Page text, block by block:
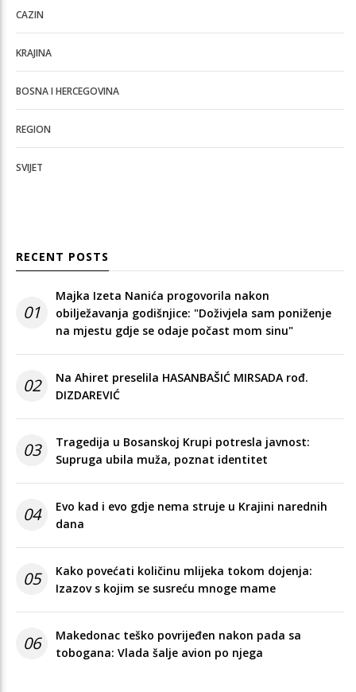
CAZIN
KRAJINA
BOSNA I HERCEGOVINA
REGION
SVIJET
RECENT POSTS
01
Majka Izeta Nanića progovorila nakon
obilježavanja godišnjice: "Doživjela sam poniženje
na mjestu gdje se odaje počast mom sinu"
02
Na Ahiret preselila HASANBAŠIĆ MIRSADA rođ.
DIZDAREVIĆ
03
Tragedija u Bosanskoj Krupi potresla javnost:
Supruga ubila muža, poznat identitet
04
Evo kad i evo gdje nema struje u Krajini narednih
dana
05
Kako povećati količinu mlijeka tokom dojenja:
Izazov s kojim se susreću mnoge mame
06
Makedonac teško povrijeđen nakon pada sa
tobogana: Vlada šalje avion po njega